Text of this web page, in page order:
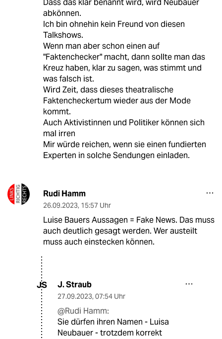
Dass das klar benannt wird, wird Neubauer
abkönnen.
Ich bin ohnehin kein Freund von diesen
Talkshows.
Wenn man aber schon einen auf
"Faktenchecker" macht, dann sollte man das
Kreuz haben, klar zu sagen, was stimmt und
was falsch ist.
Wird Zeit, dass dieses theatralische
Faktencheckertum wieder aus der Mode
kommt.
Auch Aktivistinnen und Politiker können sich
mal irren
Mir würde reichen, wenn sie einen fundierten
Experten in solche Sendungen einladen.
Rudi Hamm
26.09.2023, 15:57 Uhr
Luise Bauers Aussagen = Fake News. Das muss
auch deutlich gesagt werden. Wer austeilt
muss auch einstecken können.
JS J. Straub
27.09.2023, 07:54 Uhr
@Rudi Hamm:
Sie dürfen ihren Namen - Luisa
Neubauer - trotzdem korrekt